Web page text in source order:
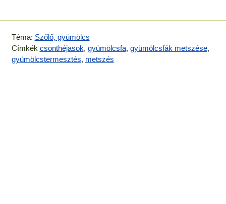
Téma: Szőlő, gyümölcs
Címkék csonthéjasok, gyümölcsfa, gyümölcsfák metszése,
gyümölcstermesztés, metszés